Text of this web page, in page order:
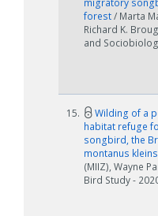
migratory
forest/ Marta
Richard K.
and
15.
Wilding of a
habitat refuge
songbird, the
montanus
(MIIZ), Wayne
Bird Study -